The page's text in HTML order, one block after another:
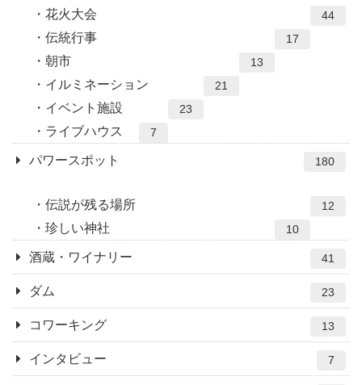
花火大会 44
伝統行事 17
朝市 13
イルミネーション 21
イベント施設 23
ライブハウス 7
パワースポット 180
伝説が残る場所 12
珍しい神社 10
酒蔵・ワイナリー 41
ダム 23
コワーキング 13
インタビュー 7